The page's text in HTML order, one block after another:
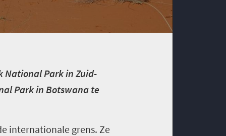
National Park in Zuid-
Park in Botswana te
internationale grens. Ze